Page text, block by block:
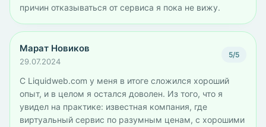
причин отказываться от сервиса я пока не вижу.
Марат Новиков
29.07.2024
5/5
С Liquidweb.com у меня в итоге сложился хороший
опыт, и в целом я остался доволен. Из того, что я
увидел на практике: известная компания, где
виртуальный сервис по разумным ценам, с хорошими